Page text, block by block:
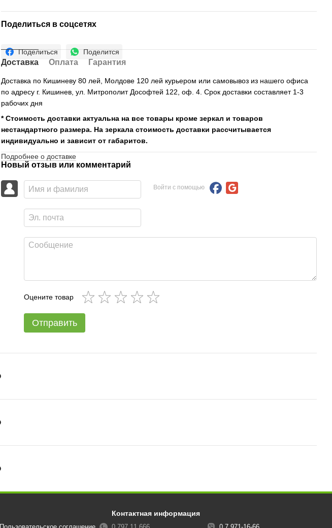
Поделиться в соцсетях
Поделиться Поделится
Доставка Оплата Гарантия
Доставка по Кишиневу 80 лей, Молдове 120 лей курьером или самовывоз из нашего офиса
по адресу г. Кишинев, ул. Митрополит Дософтей 122, оф. 4. Срок доставки составляет 1-3
рабочих дня
* Стоимость доставки актуальна на все товары кроме зеркал и товаров
нестандартного размера. На зеркала стоимость доставки рассчитывается
индивидуально и зависит от габаритов.
Подробнее о доставке
Новый отзыв или комментарий
Войти с помощью
Оцените товар
Отправить
Контактная информация